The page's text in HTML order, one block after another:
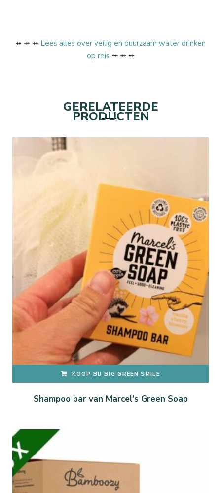
⤀ ⤀ ⤀ Lees alles over veilig en duurzaam water drinken
op reis ⬴ ⬴ ⬴
GERELATEERDE
PRODUCTEN
KOOP BIJ BIG GREEN SMILE
Shampoo bar van Marcel’s Green Soap